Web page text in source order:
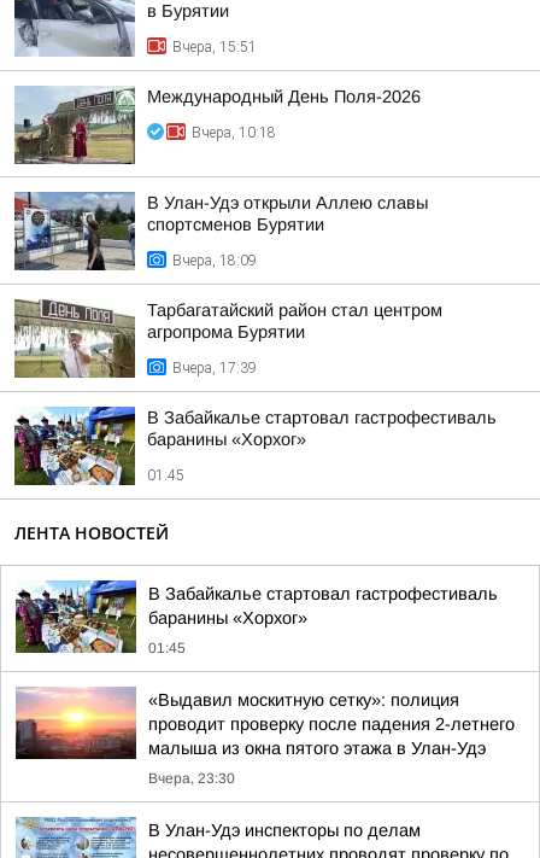
в Бурятии
Вчера, 15:51
Международный День Поля-2026
Вчера, 10:18
В Улан-Удэ открыли Аллею славы
спортсменов Бурятии
Вчера, 18:09
Тарбагатайский район стал центром
агропрома Бурятии
Вчера, 17:39
В Забайкалье стартовал гастрофестиваль
баранины «Хорхог»
01:45
ЛЕНТА НОВОСТЕЙ
В Забайкалье стартовал гастрофестиваль
баранины «Хорхог»
01:45
«Выдавил москитную сетку»: полиция
проводит проверку после падения 2-летнего
малыша из окна пятого этажа в Улан-Удэ
Вчера, 23:30
В Улан-Удэ инспекторы по делам